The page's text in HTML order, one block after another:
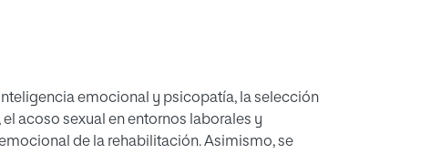
emocional y psicopatía, la selección
acoso sexual en entornos laborales y
de la rehabilitación. Asimismo, se